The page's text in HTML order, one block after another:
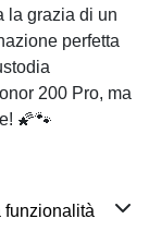
la grazia di un
perfetta
200 Pro, ma
🌠🐾
funzionalità